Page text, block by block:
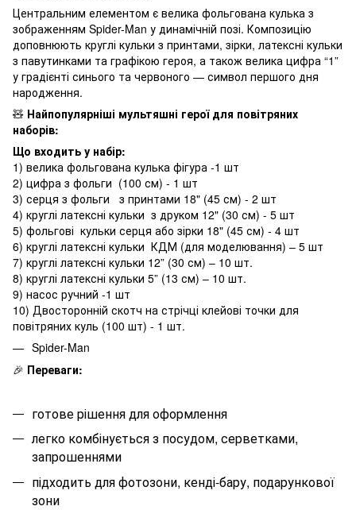
Центральним елементом є велика фольгована кулька з
зображенням Spider-Man у динамічній позі. Композицію
доповнюють круглі кульки з принтами, зірки, латексні кульки
з павутинками та графікою героя, а також велика цифра “1”
у градієнті синього та червоного — символ першого дня
народження.
🧸 Найпопулярніші мультяшні герої для повітряних
наборів:
Що входить у набір:
1) велика фольгована кулька фігура -1 шт
2) цифра з фольги (100 см) - 1 шт
3) серця з фольги з принтами 18" (45 см) - 2 шт
4) круглі латексні кульки з друком 12" (30 см) - 5 шт
5) фольгові кульки серця або зірки 18" (45 см) - 4 шт
6) круглі латексні кульки КДМ (для моделювання) – 5 шт
7) круглі латексні кульки 12” (30 см) – 10 шт.
8) круглі латексні кульки 5” (13 см) – 10 шт.
9) насос ручний -1 шт
10) Двосторонній скотч на стрічці клейові точки для
повітряних куль (100 шт) - 1 шт.
Spider-Man
🎉 Переваги:
готове рішення для оформлення
легко комбінується з посудом, серветками,
запрошеннями
підходить для фотозони, кенді-бару, подарункової
зони